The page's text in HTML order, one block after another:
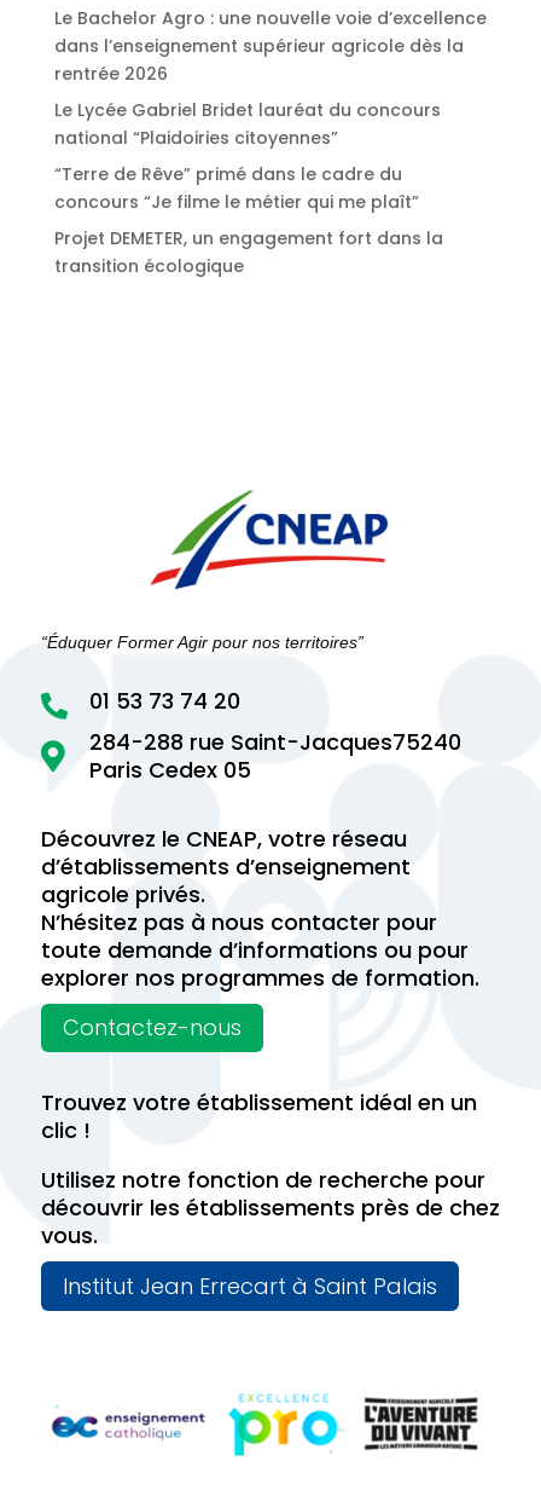
Le Bachelor Agro : une nouvelle voie d’excellence
dans l’enseignement supérieur agricole dès la
rentrée 2026
Le Lycée Gabriel Bridet lauréat du concours
national “Plaidoiries citoyennes”
“Terre de Rêve” primé dans le cadre du
concours “Je filme le métier qui me plaît”
Projet DEMETER, un engagement fort dans la
transition écologique
“Éduquer Former Agir pour nos territoires”


284-288 rue Saint-Jacques75240
Paris Cedex 05
01 53 73 74 20
Découvrez le CNEAP, votre réseau
d’établissements d’enseignement
agricole privés.
N’hésitez pas à nous contacter pour
toute demande d’informations ou pour
explorer nos programmes de formation.
Contactez-nous
Trouvez votre établissement idéal en un
clic !
Utilisez notre fonction de recherche pour
découvrir les établissements près de chez
vous.
Institut Jean Errecart à Saint Palais